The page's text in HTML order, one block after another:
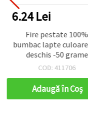
6.24 Lei
Fire pestate 100%
bumbac lapte
deschis -50 grame
COD: 411706
Adaugă în Coş